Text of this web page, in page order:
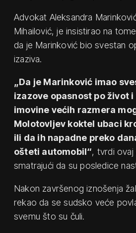
Advokat Aleksandra
Mihailović, je insistirao na
da je Marinković bio svestan
izaziva.
„Da je Marinković imao
izazove opasnost po život
imovine većih razmera
Molotovljev koktel ubaci
ili da ih napadne preko
ošteti automobil“, tvrdi ovaj
smatrajući da su posledice
Nakon završenog iznošenja
rekao da se sudsko veće
svemu što su čuli.